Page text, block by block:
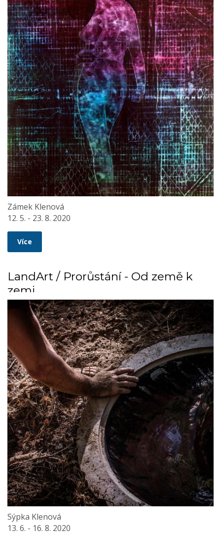
Zámek Klenová
12. 5. - 23. 8. 2020
Více
LandArt / Prorůstání - Od země k
zemi
Sýpka Klenová
13. 6. - 16. 8. 2020